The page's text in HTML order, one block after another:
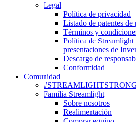
Legal
Política de privacidad
Listado de patentes de
Términos y
Política de Streamlight
presentaciones de
Descargo de
Conformidad
Comunidad
#STREAMLIGHTSTRONG
Familia Streamlight
Sobre nosotros
Realimentación